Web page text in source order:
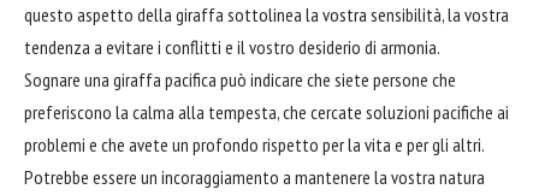
questo aspetto della giraffa sottolinea la vostra sensibilità, la vostra
tendenza a evitare i conflitti e il vostro desiderio di armonia.
Sognare una giraffa pacifica può indicare che siete persone che
preferiscono la calma alla tempesta, che cercate soluzioni pacifiche ai
problemi e che avete un profondo rispetto per la vita e per gli altri.
Potrebbe essere un incoraggiamento a mantenere la vostra natura